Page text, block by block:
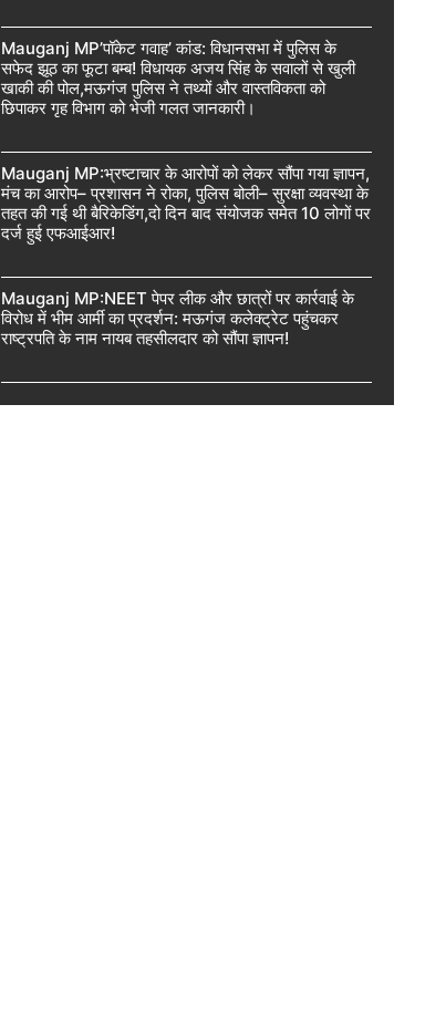
Mauganj MP’पॉकेट गवाह’ कांड: विधानसभा में पुलिस के
सफेद झूठ का फूटा बम्ब! विधायक अजय सिंह के सवालों से खुली
खाकी की पोल,मऊगंज पुलिस ने तथ्यों और वास्तविकता को
छिपाकर गृह विभाग को भेजी गलत जानकारी।
Mauganj MP:भ्रष्टाचार के आरोपों को लेकर सौंपा गया ज्ञापन,
मंच का आरोप– प्रशासन ने रोका, पुलिस बोली– सुरक्षा व्यवस्था के
तहत की गई थी बैरिकेडिंग,दो दिन बाद संयोजक समेत 10 लोगों पर
दर्ज हुई एफआईआर!
Mauganj MP:NEET पेपर लीक और छात्रों पर कार्रवाई के
विरोध में भीम आर्मी का प्रदर्शन: मऊगंज कलेक्ट्रेट पहुंचकर
राष्ट्रपति के नाम नायब तहसीलदार को सौंपा ज्ञापन!